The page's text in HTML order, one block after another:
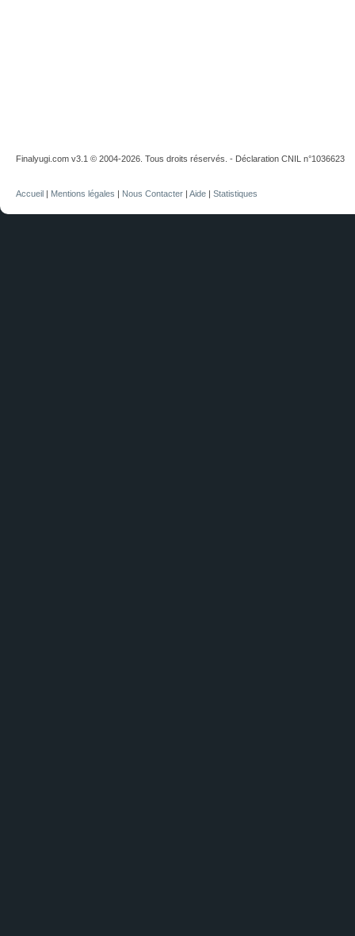
Finalyugi.com v3.1 © 2004-2026. Tous droits réservés. - Déclaration CNIL n°1036623
Accueil | Mentions légales | Nous Contacter | Aide | Statistiques